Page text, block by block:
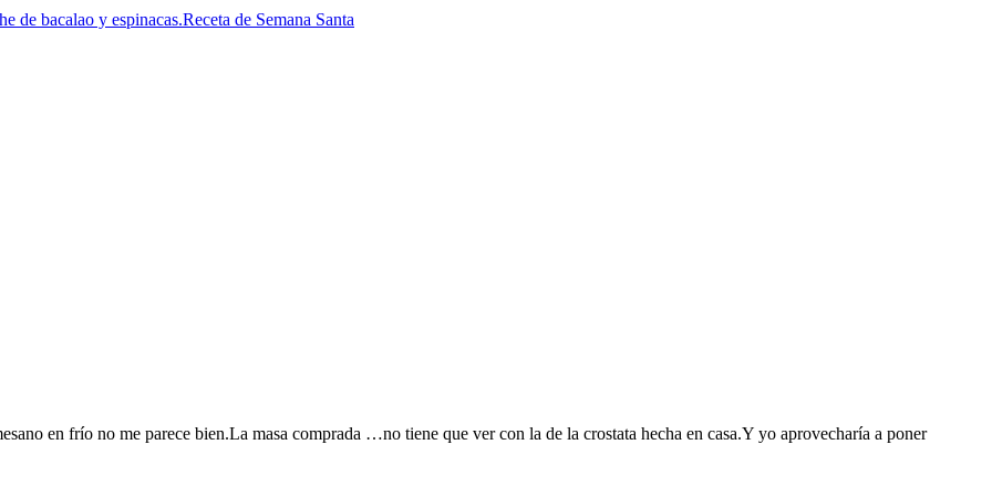
de bacalao y espinacas.Receta de Semana Santa
en frío no me parece bien.La masa comprada …no tiene que ver con la de la crostata hecha en casa.Y yo aprovecharía a poner